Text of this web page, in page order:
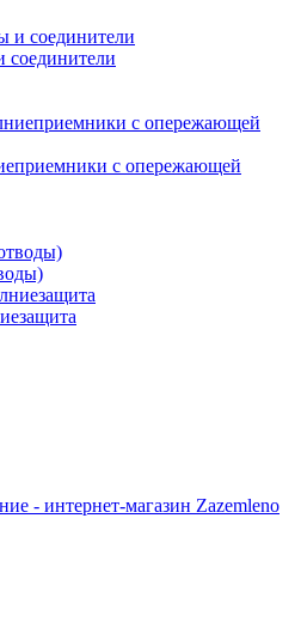
соединители
с опережающей